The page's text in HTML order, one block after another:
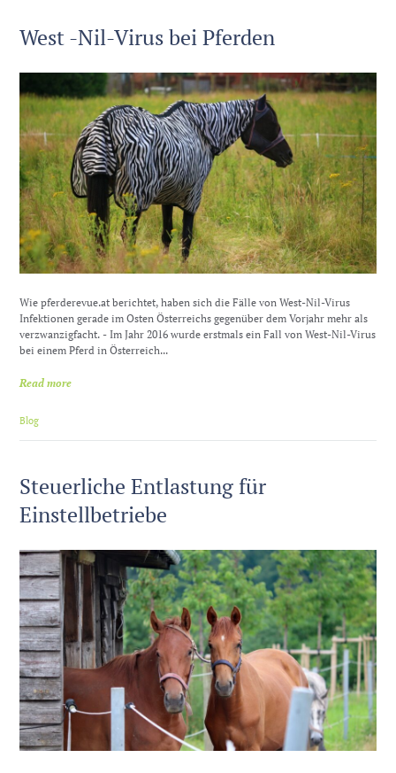
West -Nil-Virus bei Pferden
Wie pferderevue.at berichtet, haben sich die Fälle von West-Nil-Virus
Infektionen gerade im Osten Österreichs gegenüber dem Vorjahr mehr als
verzwanzigfacht. - Im Jahr 2016 wurde erstmals ein Fall von West-Nil-Virus
bei einem Pferd in Österreich...
Read more
Blog
Steuerliche Entlastung für
Einstellbetriebe